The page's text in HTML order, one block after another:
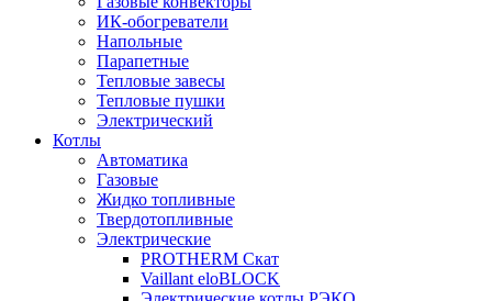
ИК-обогреватели
Напольные
Парапетные
Тепловые завесы
Тепловые пушки
Электрический
Котлы
Автоматика
Газовые
Жидко топливные
Твердотопливные
Электрические
PROTHERM Скат
Vaillant eloBLOCK